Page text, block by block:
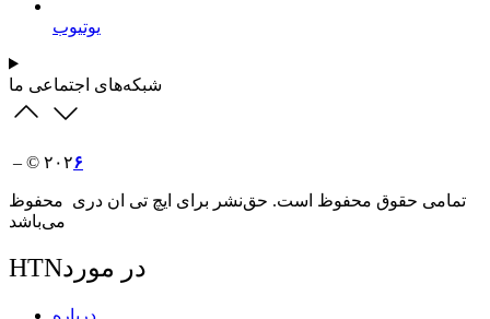
یوتیوب
شبکه‌های اجتماعی ما
– © ۲۰۲۶
تمامی حقوق محفوظ است. حق‌نشر برای ایچ‌ تی‌ ان دری محفوظ
می‌باشد
HTNدر مورد